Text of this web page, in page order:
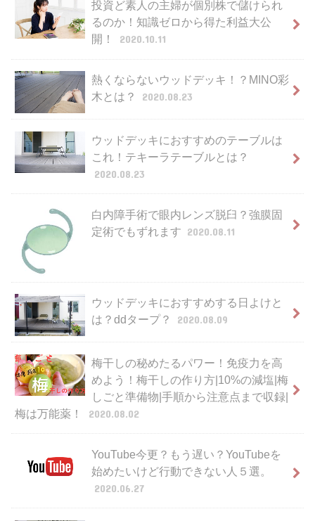
投資ど素人の主婦が個別株で儲けられ
るのか！知識ゼロから得た利益大公
開！
2020.10.11
熱くならないウッドデッキ！？MINO彩
木とは？
2020.08.23
ウッドデッキにおすすめのテーブルは
これ！テキーラテーブルとは？
2020.08.23
白内障手術で眼内レンズ脱臼？強膜固
定術でもずれます 2020.08.11
ウッドデッキにおすすめする日よけと
は？ddタープ？
2020.08.09
梅干しの秘めたるパワー！免疫力を高
めよう！梅干しの作り方|10%の減塩|梅
しごと準備物|手順から注意点まで収録|
梅は万能薬！
2020.08.02
YouTube今更？もう遅い？YouTubeを
始めたいけど行動できない人５選。
2020.06.27